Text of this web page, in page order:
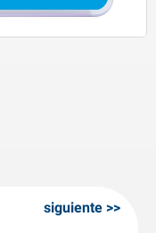
siguiente